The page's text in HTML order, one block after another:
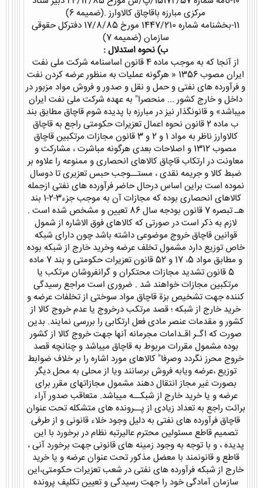
مرکزی مبارزه باقاچاق کالاوارز .(ضمیمه 6)
11-بخشنامه شماره 1447/210 مورخ 17/8/85 دفترکل حقوقی
سازمان (ضمیمه 7)
ب) نحوه استدلال :
از آنجا که به موجب ماده 4 قانون اساسنامه شرکت ملی نفت
ایران مصوب 1356 « هرگونه عملیات به منظور عرضه کردن نفت
و فرآورده های نفتی و حمل و نقل و صدور و فروش مواد مزبور در
داخل و خارج کشور ... منحصرا" به عهده شرکت ملی نفت ایران
میباشد» و قانونگذار نیز در مبارزه با پدیده شوم قاچاق مطابق بند
ب ماده 2 قانون نحوه اعمال تعزیرات حکومتی راجع به قاچاق
کالاوارز ناظر به مواد 1 و 2 و 3 قانون مجازات مرتکبین قاچاق
مصوب 1312 و اصلاحات بعدی هرگونه مباشرت ، مشارکت و
معاونت در ارتکاب قاچاق کالاهای انحصاری و ممنوعه را علاوه بر
ضبط کالا و جریمه نقدی ، مستــوجب حبس تعزیری تا دوسال
نموده است براین اساس درحال حاضر فرآورده های نفتی ازجمله
کالاهای انحصاری بوده که مجازات آن به موجب جزء3-2-1 بند
هـ تبصره 7 قانون بودجه سال 86 تعیین و مشخص شده است .
لازم به ذکر است در صورتی که کالاهای فوق الاشاره از شمول
قوانین قاچاق خروج موضوعی داشته باشد چون دارای شبکه
خاص توزیع دارد مشمول تخلف عرضه وخرید خارج از شبکه بوده
و مطابق مواد 5، 17 و 52 قانون تعزیرات حکومتی و بند 7 ماده
5 قانون تشدید مجازات محتکران و گرانفروشان مرتکب یا
مرتکبین مجازات خواهند شد . ضروری است مراجع رسیدگی
کننده جهت تشخیص بزة قاچاق مواد سوختی از تخلفات عرضه و
خرید خارج از شبکه ؛ قصد مرتکب درخروج یا عدم خروج کالا از
کشور و مقدمات عنصر مادی فعل ارتکابی را بررسی نمایند. بدین
صورت که اگـر اقـدامات مجرمانه آنها جهت خروج کالا از کشور
بوده مشمول مقررات مربوط به قاچاق میباشد و چنانچه قصد
خروج محرز نگردد وصرفا" کالاهای مورد اشاره را بر خلاف ضوابط
توزیع ،عرضه ویابه فروش برسانند ویا از محلی به محل دیگر
بصورت غیر مجاز انتقال دهند مشمول مجازاتهای مقرر برای
عرضه و یا خرید خارج از شبکــه میباشد. متعاقب صدور آراء
برائت راجع به تعداد زیادی از پــرونده های متشکله تحت عنوان
قاچاق فرآورده های نفتی به دلیل وجود خلاء قانونی و از طرفی
تصمیم قاطع مسئولین محترم عالیرتبه نظام در برخورد با این
پدیده ، و با توجه به وجود زمینه های قانونی جهت برخورد آنی ،
قاطع و قانونمند با معضل مذکور تحت عنوان عرضه و یا خرید
خارج از شبکه فرآورده های نفتی در شعب تعزیرات حکومتی،این
سازمان آمادگی خود را جهت رسیدگی و تعیین تکلیف پرونده